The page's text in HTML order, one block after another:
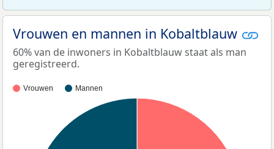
Vrouwen en mannen in Kobaltblauw
60% van de inwoners in Kobaltblauw staat als man
geregistreerd.
Vrouwen Mannen